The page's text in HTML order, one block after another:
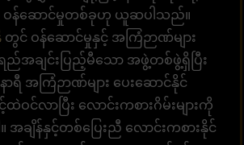
န်ဆောင်မှုတစ်ခုဟု ယူဆပါသည်။
တွင် ဝန်ဆောင်မှုနှင့် အကြံဉာဏ်များ
ည်အချင်းပြည့်မီသော အဖွဲ့တစ်ဖွဲ့ရှိပြီး
ရီ အကြံဉာဏ်များ ပေးဆောင်နိုင်
ဝင်လာပြီး လောင်းကစားဂိမ်းများကို
။ အချိန်နှင့်တစ်ပြေးညီ လောင်းကစားနိုင်